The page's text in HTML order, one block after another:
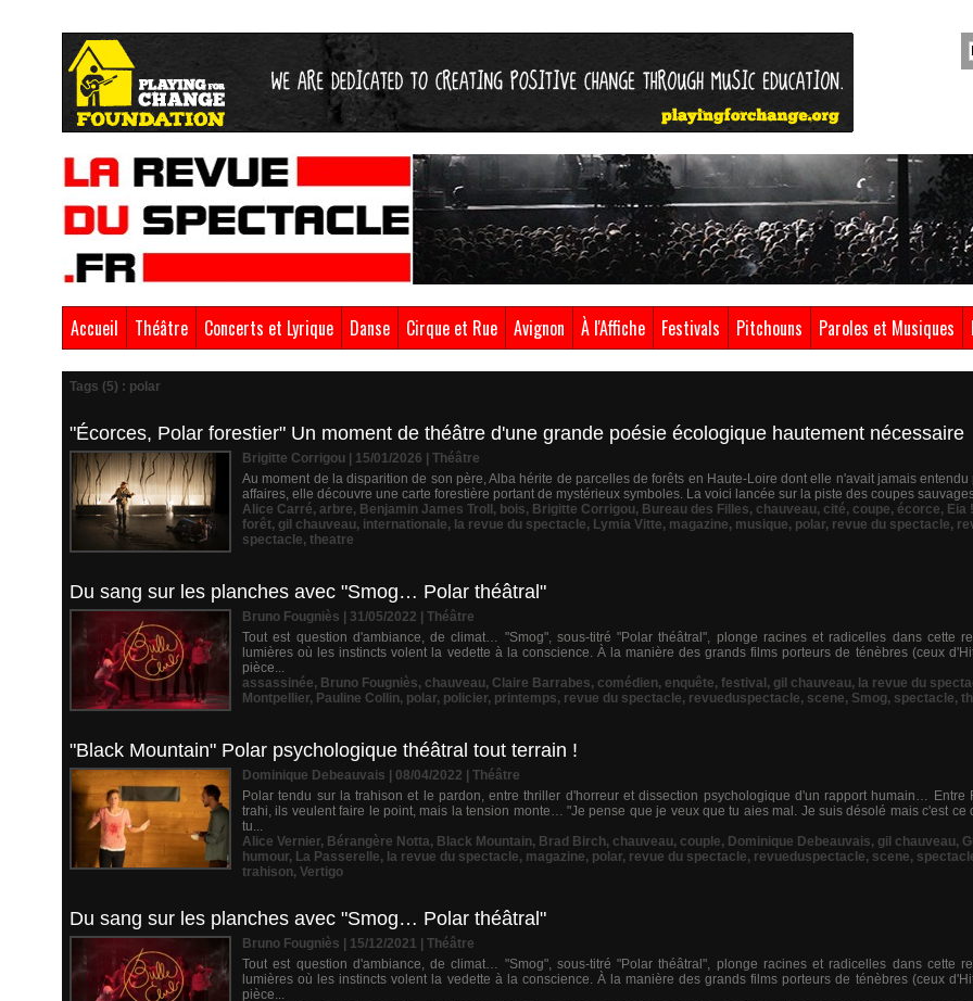
Accueil Théâtre Concerts et Lyrique Danse Cirque et Rue Avignon À l'Affiche Festivals Pitchouns Paroles et Musiques
Tags (5) : polar
"Écorces, Polar forestier" Un moment de théâtre d'une grande poésie écologique hautement nécessaire
Brigitte Corrigou | 15/01/2026
Théâtre
Au moment de la disparition de son père, Alba hérite de parcelles de forêts en Haute-Loire dont elle n'avait jamais entendu
affaires, elle découvre une carte forestière portant de mystérieux symboles. La voici lancée sur la piste des coupes
Alice Carré, arbre, Benjamin James Troll , bois, Brigitte Corrigou, Bureau des Filles, chauveau, cité, coupe, écorce, Eia !
forêt, gil chauveau, internationale, la revue du spectacle, Lymia Vitte, magazine, musique, polar, revue du spectacle,
spectacle, theatre
Du sang sur les planches avec "Smog… Polar théâtral"
Bruno Fougniès | 31/05/2022
Théâtre
Tout est question d'ambiance, de climat… "Smog", sous-titré "Polar théâtral", plonge racines et radicelles dans cette
lumières où les instincts volent la vedette à la conscience. À la manière des grands films porteurs de ténèbres (ceux
pièce...
assassinée, Bruno Fougniès, chauveau, Claire Barrabes, comédien, enquête, festival , gil chauveau, la revue du
Montpellier, Pauline Collin, polar, policier, printemps, revue du spectacle, revueduspectacle, scene, Smog, spectacle,
"Black Mountain" Polar psychologique théâtral tout terrain !
Dominique Debeauvais | 08/04/2022
Théâtre
Polar tendu sur la trahison et le pardon, entre thriller d'horreur et dissection psychologique d'un rapport humain…
trahi, ils veulent faire le point, mais la tension monte… "Je pense que je veux que tu aies mal. Je suis désolé mais c'est ce
tu...
Alice Vernier, Bérangère Notta, Black Mountain, Brad Birch, chauveau, couple, Dominique Debeauvais, gil chauveau,
humour, La Passerelle, la revue du spectacle, magazine, polar, revue du spectacle, revueduspectacle, scene,
trahison, Vertigo
Du sang sur les planches avec "Smog… Polar théâtral"
Bruno Fougniès | 15/12/2021
Théâtre
Tout est question d'ambiance, de climat… "Smog", sous-titré "Polar théâtral", plonge racines et radicelles dans cette
lumières où les instincts volent la vedette à la conscience. À la manière des grands films porteurs de ténèbres (ceux
pièce...